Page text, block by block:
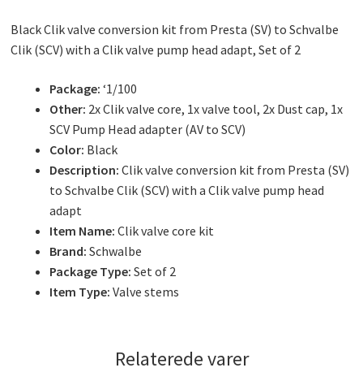
Black Clik valve conversion kit from Presta (SV) to Schvalbe
Clik (SCV) with a Clik valve pump head adapt, Set of 2
Package: ‘1/100
Other: 2x Clik valve core, 1x valve tool, 2x Dust cap, 1x
SCV Pump Head adapter (AV to SCV)
Color: Black
Description: Clik valve conversion kit from Presta (SV)
to Schvalbe Clik (SCV) with a Clik valve pump head
adapt
Item Name: Clik valve core kit
Brand: Schwalbe
Package Type: Set of 2
Item Type: Valve stems
Relaterede varer